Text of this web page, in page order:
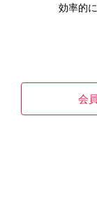
効率的
会